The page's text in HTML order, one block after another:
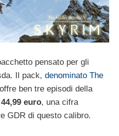
pensato per gli
Il pack, denominato The
ben tre episodi della
44,99 euro, una cifra
GDR di questo calibro.